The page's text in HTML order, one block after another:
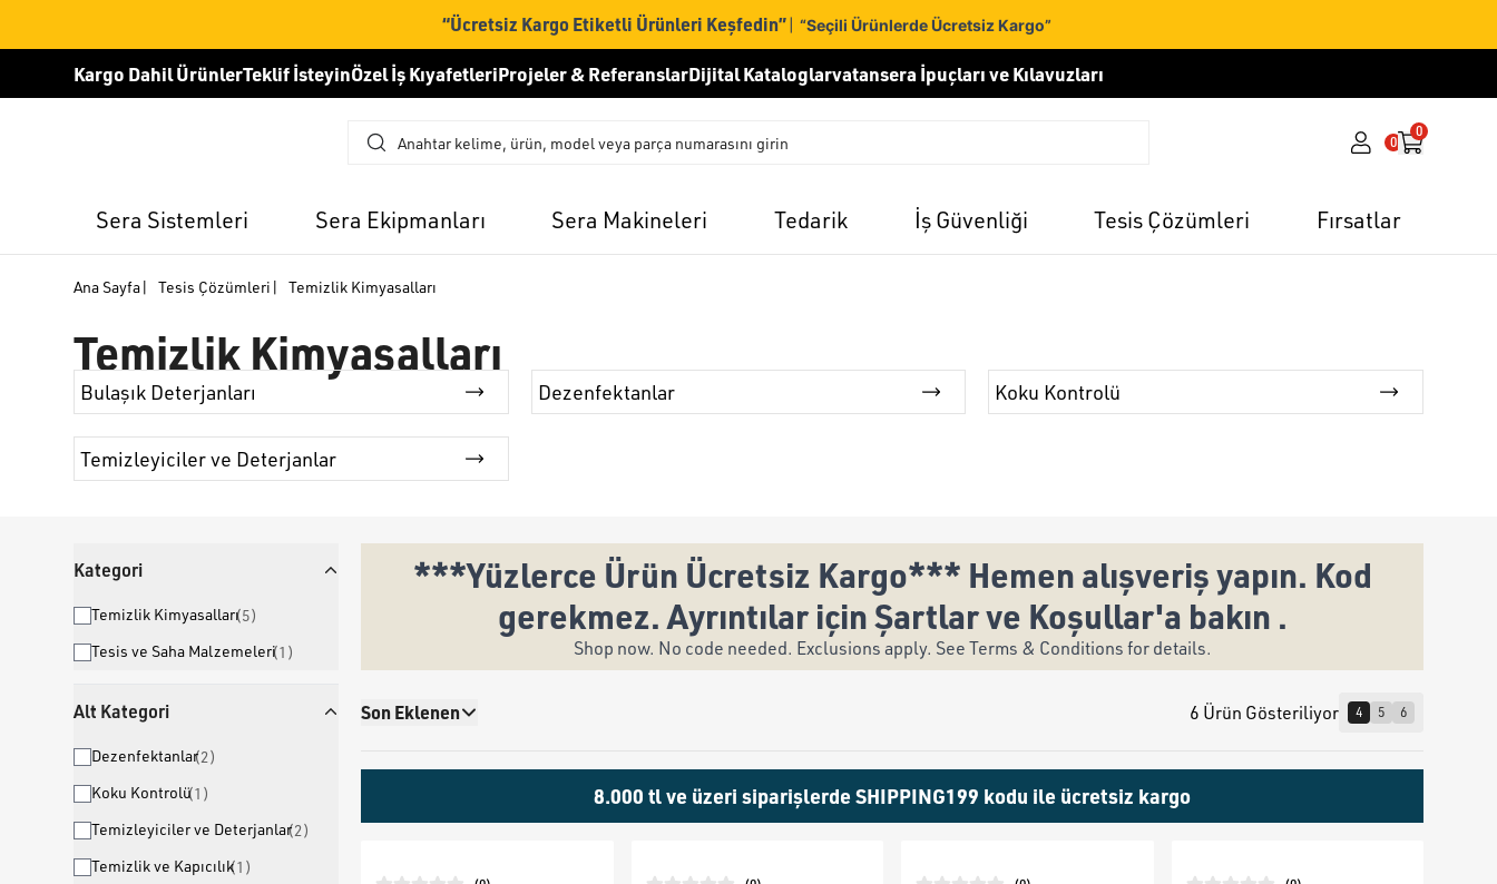
“Ücretsiz Kargo Etiketli Ürünleri Keşfedin”| “Seçili Ürünlerde Ücretsiz Kargo”
Kargo Dahil ÜrünlerTeklif İsteyinÖzel İş KıyafetleriProjeler & ReferanslarDijital Kataloglarvatansera İpuçları ve Kılavuzları
0
0
Sera Sistemleri Sera Ekipmanları Sera Makineleri Tedarik İş Güvenliği Tesis Çözümleri Fırsatlar
Ana Sayfa| Tesis Çözümleri | Temizlik Kimyasalları
Temizlik Kimyasalları
Bulaşık Deterjanları Dezenfektanlar Koku Kontrolü
Temizleyiciler ve Deterjanlar
Kategori
Temizlik Kimyasalları(5)
Tesis ve Saha Malzemeleri(1 )
Alt Kategori
Dezenfektanlar(2)
Koku Kontrolü(1 )
Temizleyiciler ve Deterjanlar(2)
Temizlik ve Kapıcılık(1 )
***Yüzlerce Ürün Ücretsiz Kargo*** Hemen alışveriş yapın. Kod
gerekmez. Ayrıntılar için Şartlar ve Koşullar'a bakın .
Shop now. No code needed. Exclusions apply. See Terms & Conditions for details.
Son Eklenen 6 Ürün Gösteriliyor 4 5 6
8.000 tl ve üzeri siparişlerde SHIPPING199 kodu ile ücretsiz kargo